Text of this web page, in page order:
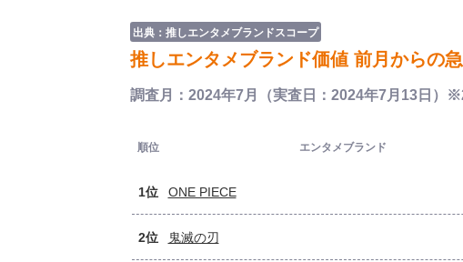
出典：推しエンタメブランドスコープ
推しエンタメブランド価値 前月からの
調査月：2024年7月（実査日：2024年7月13日）
順位 エンタメブランド
1位 ONE PIECE
2位 鬼滅の刃